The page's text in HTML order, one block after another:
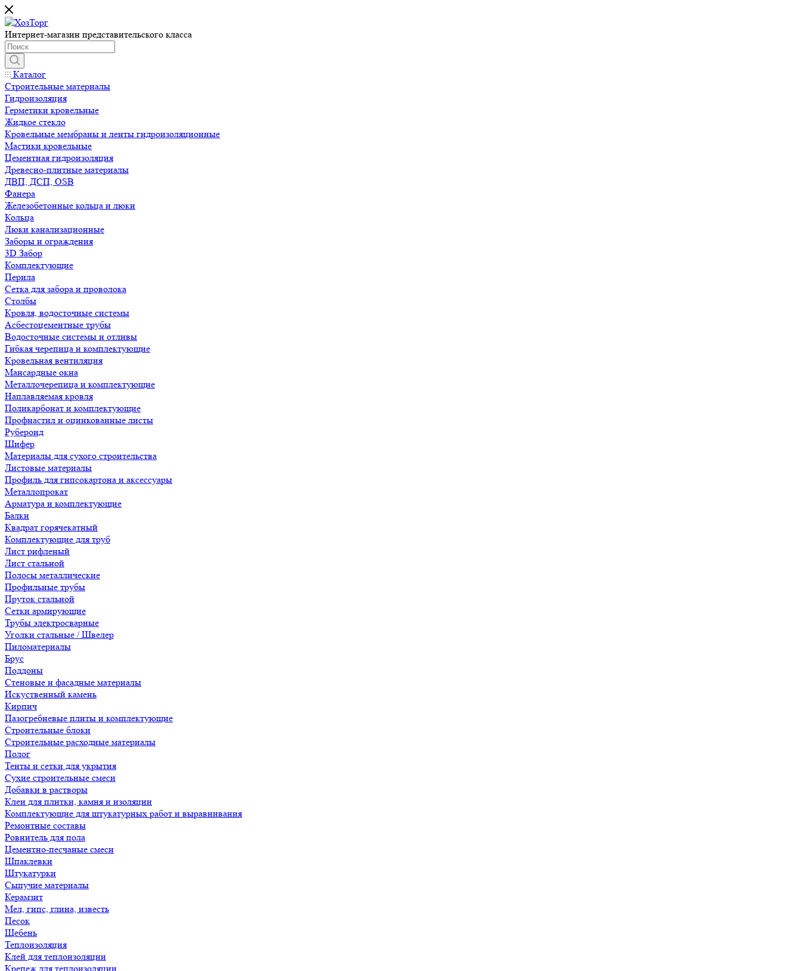
Интернет-магазин представительского класса
Каталог
Строительные материалы
Гидроизоляция
Герметики кровельные
Жидкое стекло
Кровельные мембраны и ленты гидроизоляционные
Мастики кровельные
Цементная гидроизоляция
Древесно-плитные материалы
ДВП, ДСП, OSB
Фанера
Железобетонные кольца и люки
Кольца
Люки канализационные
Заборы и ограждения
3D Забор
Комплектующие
Перила
Сетка для забора и проволока
Столбы
Кровля, водосточные системы
Асбестоцементные трубы
Водосточные системы и отливы
Гибкая черепица и комплектующие
Кровельная вентиляция
Мансардные окна
Металлочерепица и комплектующие
Наплавляемая кровля
Поликарбонат и комплектующие
Профнастил и оцинкованные листы
Рубероид
Шифер
Материалы для сухого строительства
Листовые материалы
Профиль для гипсокартона и аксессуары
Металлопрокат
Арматура и комплектующие
Балки
Квадрат горячекатный
Комплектующие для труб
Лист рифленый
Лист стальной
Полосы металлические
Профильные трубы
Пруток стальной
Сетки армирующие
Трубы электросварные
Уголки стальные / Швелер
Пиломатериалы
Брус
Поддоны
Стеновые и фасадные материалы
Искуственный камень
Кирпич
Пазогребневые плиты и комплектующие
Строительные блоки
Строительные расходные материалы
Полог
Тенты и сетки для укрытия
Сухие строительные смеси
Добавки в растворы
Клеи для плитки, камня и изоляции
Комплектующие для штукатурных работ и выравнивания
Ремонтные составы
Ровнитель для пола
Цементно-песчаные смеси
Шпаклевки
Штукатурки
Сыпучие материалы
Керамзит
Мел, гипс, глина, известь
Песок
Щебень
Теплоизоляция
Клей для теплоизоляции
Крепеж для теплоизоляции